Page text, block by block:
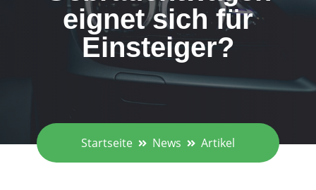
eignet sich für
Einsteiger?
Startseite News Artikel